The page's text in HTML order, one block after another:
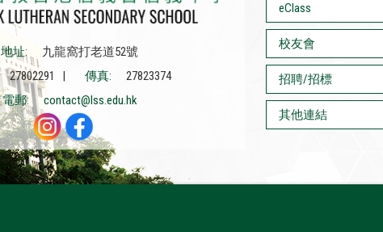
地址:
九龍窩打老道52號
27802291 | 傳真:
27823374
電郵:
contact@lss.edu.hk
eClass
校友會
招聘/招標
其他連結